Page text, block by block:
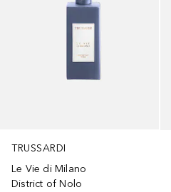
TRUSSARDI
Le Vie di Milano
District of Nolo